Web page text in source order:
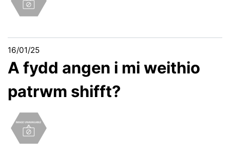
16/01/25
A fydd angen i mi weithio
patrwm shifft?